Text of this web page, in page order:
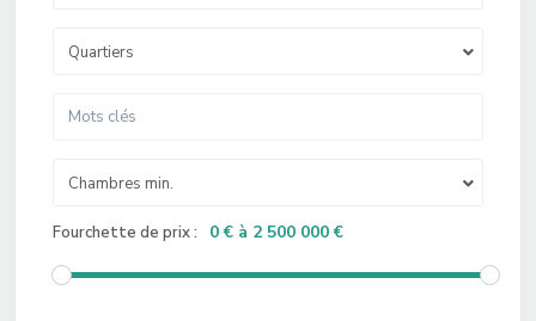
Quartiers
Chambres min.
Fourchette de prix : 0 € à 2 500 000 €